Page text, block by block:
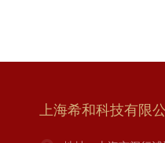
上海希和科技有限